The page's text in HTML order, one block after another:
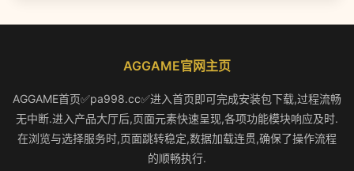
AGGAME官网主页
AGGAME首页✅pa998.cc✅进入首页即可完成安装包下载,过程流畅
无中断.进入产品大厅后,页面元素快速呈现,各项功能模块响应及时.
在浏览与选择服务时,页面跳转稳定,数据加载连贯,确保了操作流程
的顺畅执行.